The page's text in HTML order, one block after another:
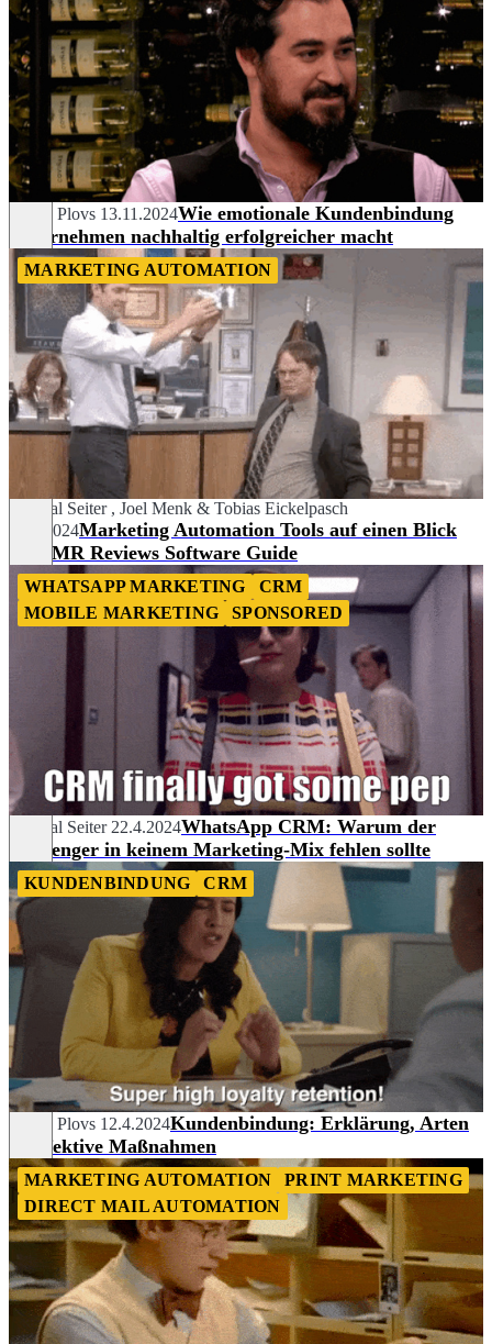
Sergej Plovs 13.11.2024Wie emotionale Kundenbindung
Unternehmen nachhaltig erfolgreicher macht
MARKETING AUTOMATION
Chantal Seiter, Joel Menk & Tobias Eickelpasch
31.7.2024Marketing Automation Tools auf einen Blick
im OMR Reviews Software Guide
WHATSAPP MARKETING
CRM
MOBILE MARKETING
SPONSORED
Chantal Seiter 22.4.2024WhatsApp CRM: Warum der
Messenger in keinem Marketing-Mix fehlen sollte
KUNDENBINDUNG CRM
Sergej Plovs 12.4.2024Kundenbindung: Erklärung, Arten
& effektive Maßnahmen
MARKETING AUTOMATION
PRINT MARKETING
DIRECT MAIL AUTOMATION